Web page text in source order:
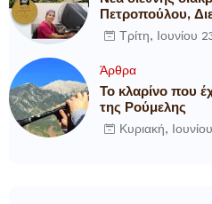
Πετροπούλου,
Metropolitan
Τρίτη, Ιουνίου
Άρθρα
Το κλαρίνο που
της Ρούμελης
Κυριακή,